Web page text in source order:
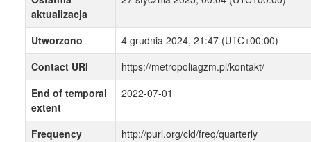
aktualizacja
Utworzono
4 grudnia 2024, 21:47 (UTC+00:00)
Contact URI
https://metropoliagzm.pl/kontakt/
End of temporal
extent
2022-07-01
Frequency
http://purl.org/cld/freq/quarterly